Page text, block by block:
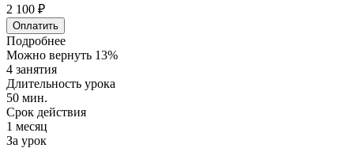
2 100 ₽
Оплатить
Подробнее
Можно вернуть 13%
4 занятия
Длительность урока
50 мин.
Срок действия
1 месяц
За урок